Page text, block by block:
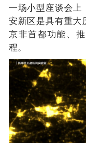
一场小型座谈会上
安新区是具有重大
京非首都功能、
程。